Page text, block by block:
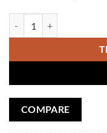
COMPARE